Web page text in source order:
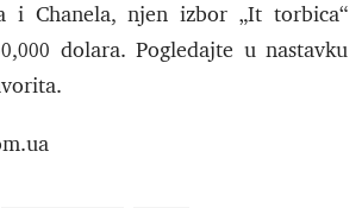
i Chanela, njen izbor „It torbica“
dolara. Pogledajte u nastavku